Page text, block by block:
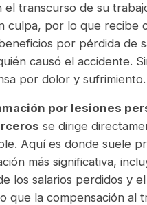
el transcurso de su
culpa, por lo que recibe
por pérdida de
causó el accidente.
por dolor y sufrimiento.
por lesiones
se dirige
Aquí es donde suele
más significativa,
los salarios perdidos y
que la compensación al